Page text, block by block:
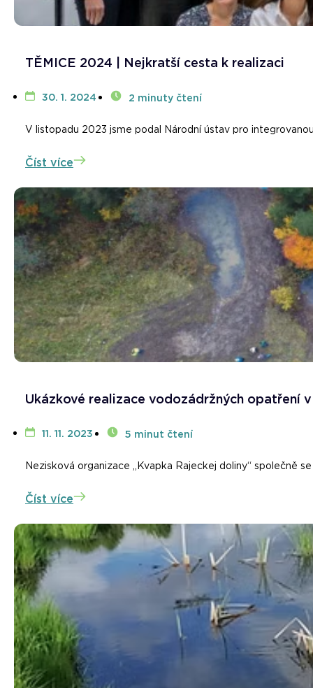
TĚMICE 2024 | Nejkratší cesta k realizaci
30. 1. 2024 2 minuty čtení
V listopadu 2023 jsme podal Národní ústav pro
Číst více
Ukázkové realizace vodozádržných opatření
11. 11. 2023 5 minut čtení
Nezisková organizace „Kvapka Rajeckej doliny“ společně
Číst více